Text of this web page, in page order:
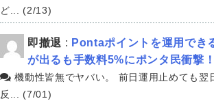
ど... (2/13)
即撤退 : Pontaポイントを運用でき
が出るも手数料5%にポンタ民衝撃！
機動性皆無でヤバい。 前日運用止めても翌
反... (7/01)